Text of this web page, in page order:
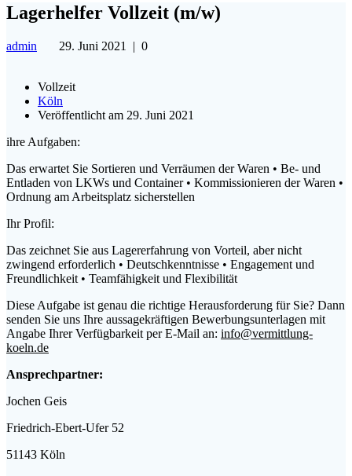
Lagerhelfer Vollzeit (m/w)
admin 29. Juni 2021 | 0
Vollzeit
Köln
Veröffentlicht am 29. Juni 2021
ihre Aufgaben:
Das erwartet Sie Sortieren und Verräumen der Waren • Be- und
Entladen von LKWs und Container • Kommissionieren der Waren •
Ordnung am Arbeitsplatz sicherstellen
Ihr Profil:
Das zeichnet Sie aus Lagererfahrung von Vorteil, aber nicht
zwingend erforderlich • Deutschkenntnisse • Engagement und
Freundlichkeit • Teamfähigkeit und Flexibilität
Diese Aufgabe ist genau die richtige Herausforderung für Sie? Dann
senden Sie uns Ihre aussagekräftigen Bewerbungsunterlagen mit
Angabe Ihrer Verfügbarkeit per E-Mail an: info@vermittlung-
koeln.de
Ansprechpartner:
Jochen Geis
Friedrich-Ebert-Ufer 52
51143 Köln